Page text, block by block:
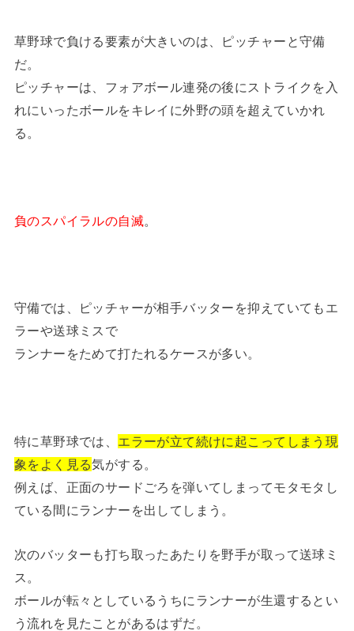
草野球で負ける要素が大きいのは、ピッチャーと守備
だ。
ピッチャーは、フォアボール連発の後にストライクを入
れにいったボールをキレイに外野の頭を超えていかれ
る。
負のスパイラルの自滅。
守備では、ピッチャーが相手バッターを抑えていてもエ
ラーや送球ミスで
ランナーをためて打たれるケースが多い。
特に草野球では、 エラーが立て続けに起こってしまう現
象をよく見る気がする。
例えば、正面のサードごろを弾いてしまってモタモタし
ている間にランナーを出してしまう。
次のバッターも打ち取ったあたりを野手が取って送球ミ
ス。
ボールが転々としているうちにランナーが生還するとい
う流れを見たことがあるはずだ。